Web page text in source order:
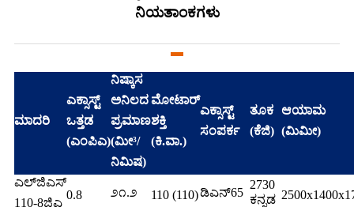
ನಿಯತಾಂಕಗಳು
ಮಾದರಿ
ಎಕ್ಸಾಸ್ಟ್
ಒತ್ತಡ
(ಎಂಪಿಎ)
ನಿಷ್ಕಾಸ
ಅನಿಲದ
ಪ್ರಮಾಣ
(ಮೀ³/
ನಿಮಿಷ)
ಮೋಟಾರ್
ಶಕ್ತಿ
(ಕಿ.ವಾ.)
ಎಕ್ಸಾಸ್ಟ್
ಸಂಪರ್ಕ
ತೂಕ
(ಕೆಜಿ)
ಆಯಾಮ
(ಮಿಮೀ)
ಎಲ್‌ಜಿಎಸ್
110-8ಜಿಎ
0.8 ೨೧.೨ 110 (110)ಡಿಎನ್65
2730
ಕನ್ನಡ